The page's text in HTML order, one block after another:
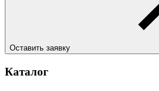
Оставить заявку
Каталог